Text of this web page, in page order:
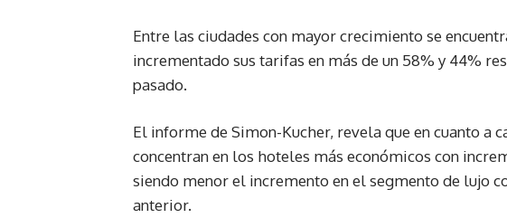
Entre las ciudades con mayor crecimiento se
incrementado sus tarifas en más de un 58% y 44%
pasado.
El informe de Simon-Kucher, revela que en cuanto a
concentran en los hoteles más económicos con
siendo menor el incremento en el segmento de lujo
anterior.